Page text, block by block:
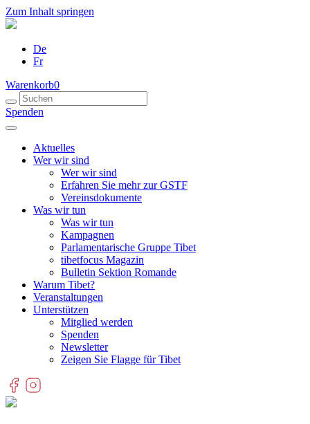
Zum Inhalt springen
De
Fr
Warenkorb0
Spenden
Aktuelles
Wer wir sind
Wer wir sind
Erfahren Sie mehr zur GSTF
Vereinsdokumente
Was wir tun
Was wir tun
Kampagnen
Parlamentarische Gruppe Tibet
tibetfocus Magazin
Bulletin Sektion Romande
Warum Tibet?
Veranstaltungen
Unterstützen
Mitglied werden
Spenden
Newsletter
Zeigen Sie Flagge für Tibet